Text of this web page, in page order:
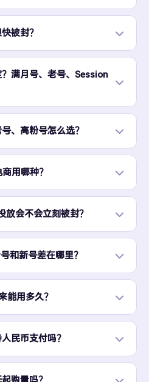
被封？
满月号、老号、Session
、高粉号怎么选？
用哪种？
放会不会立刻被封？
和新号差在哪里？
能用多久？
民币支付吗？